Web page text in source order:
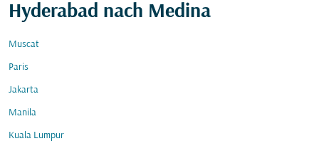
Hyderabad nach Medina
Muscat
Paris
Jakarta
Manila
Kuala Lumpur